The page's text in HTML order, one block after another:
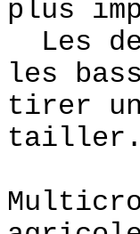
plus
Les
les
tirer
tailler.